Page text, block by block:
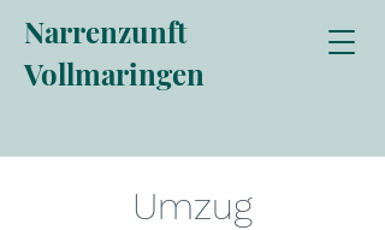
Narrenzunft
Vollmaringen
Umzug